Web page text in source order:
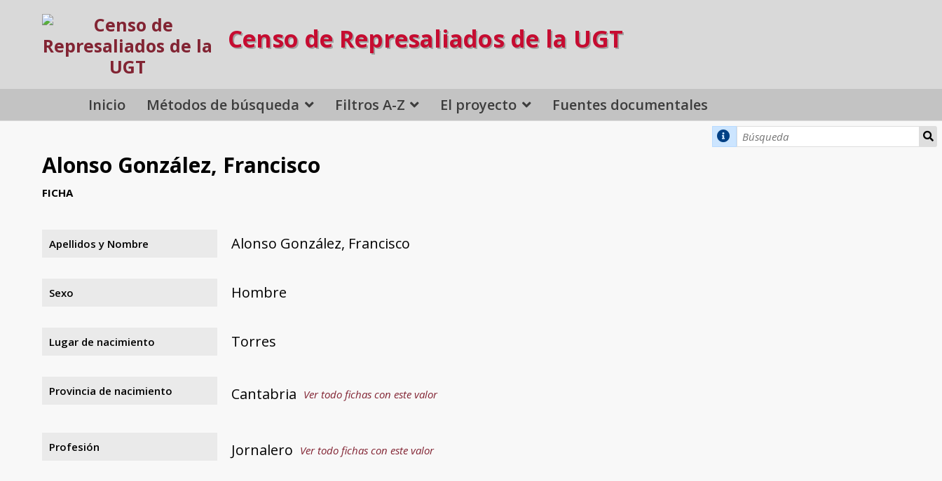
Censo de Represaliados de la UGT
Inicio Métodos de búsqueda Filtros A-Z El proyecto Fuentes documentales
Alonso González, Francisco
FICHA
Apellidos y Nombre Alonso González, Francisco
Sexo Hombre
Lugar de nacimiento Torres
Provincia de nacimiento Cantabria Ver todo fichas con este valor
Profesión Jornalero Ver todo fichas con este valor